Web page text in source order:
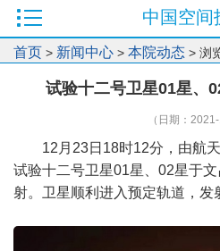
中国空间
首页 > 新闻中心 > 本院动态 > 浏
试验十二号卫星01星、
（日期：
12月23日18时12分，由航
试验十二号卫星01星、02星于
射。卫星顺利进入预定轨道，发